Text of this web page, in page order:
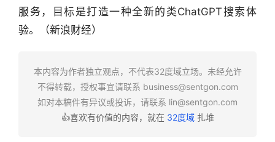
行
服务，目标是打造一种全新的类ChatGPT搜索体
验。（新浪财经）
本内容为作者独立观点，不代表32度域立场。未经允许
不得转载，授权事宜请联系 business@sentgon.com
如对本稿件有异议或投诉，请联系 lin@sentgon.com
👍喜欢有价值的内容，就在 32度域扎堆